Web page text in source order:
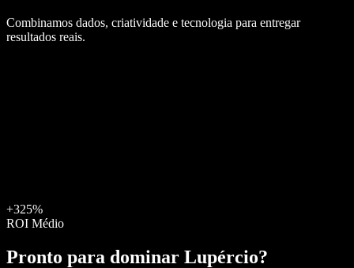
Combinamos dados, criatividade e tecnologia para entregar
resultados reais.
+325%
ROI Médio
Pronto para dominar Lupércio?